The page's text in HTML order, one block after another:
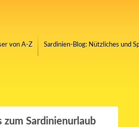
von A-Z Sardinien-Blog: Nützliches und
zum Sardinienurlaub